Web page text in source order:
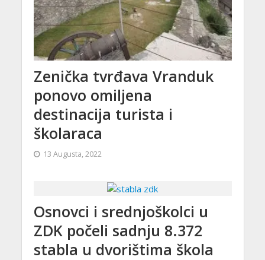
Zenička tvrđava Vranduk
ponovo omiljena
destinacija turista i
školaraca
13 Augusta, 2022
Osnovci i srednjoškolci u
ZDK počeli sadnju 8.372
stabla u dvorištima škola